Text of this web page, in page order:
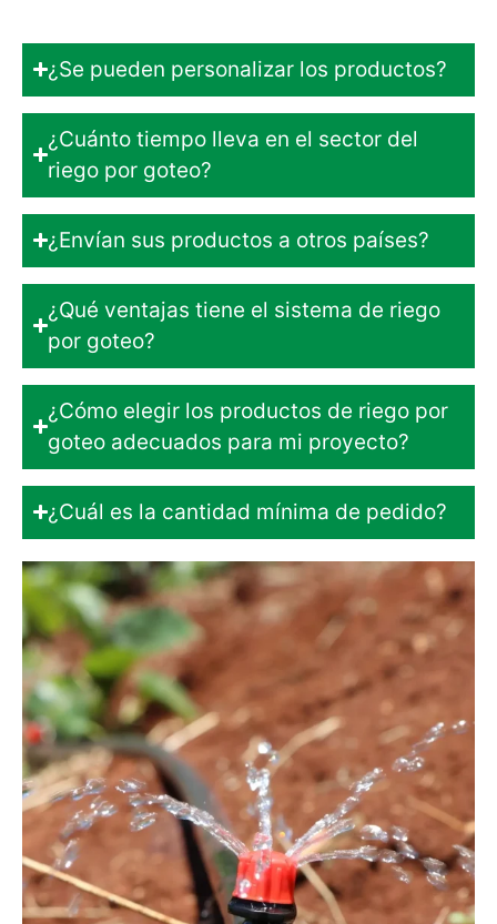
¿Se pueden personalizar los productos?
¿Cuánto tiempo lleva en el sector del
riego por goteo?
¿Envían sus productos a otros países?
¿Qué ventajas tiene el sistema de riego
por goteo?
¿Cómo elegir los productos de riego por
goteo adecuados para mi proyecto?
¿Cuál es la cantidad mínima de pedido?